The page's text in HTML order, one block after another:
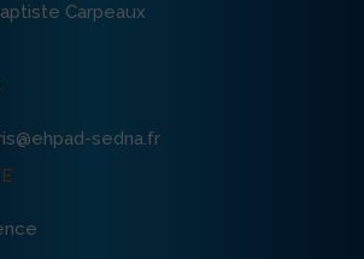
Carpeaux
sedna.fr